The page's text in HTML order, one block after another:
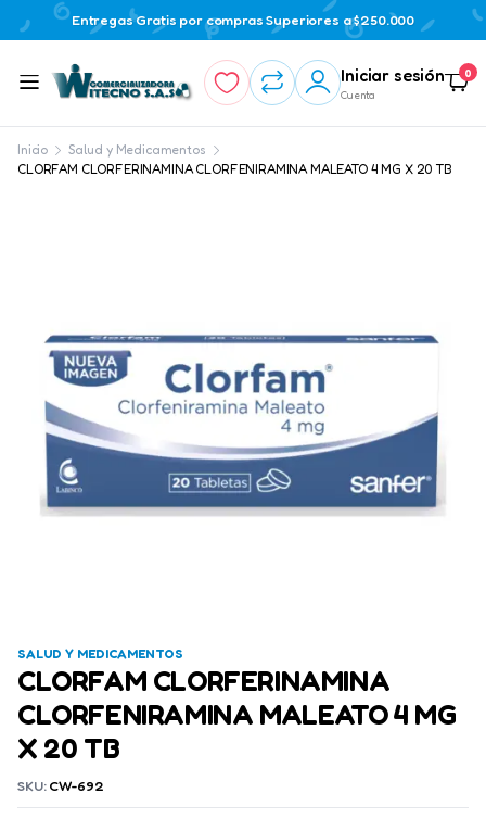
Entregas Gratis por compras Superiores a $250.000
Iniciar sesión
Cuenta
0
Inicio
Salud y Medicamentos
CLORFAM CLORFERINAMINA CLORFENIRAMINA MALEATO 4 MG X 20 TB
SALUD Y MEDICAMENTOS
CLORFAM CLORFERINAMINA
CLORFENIRAMINA MALEATO 4 MG
X 20 TB
SKU: CW-692